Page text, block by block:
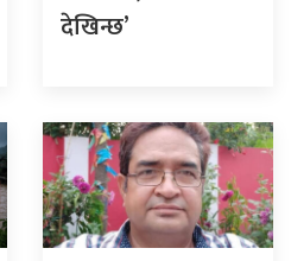
देखिन्छ’